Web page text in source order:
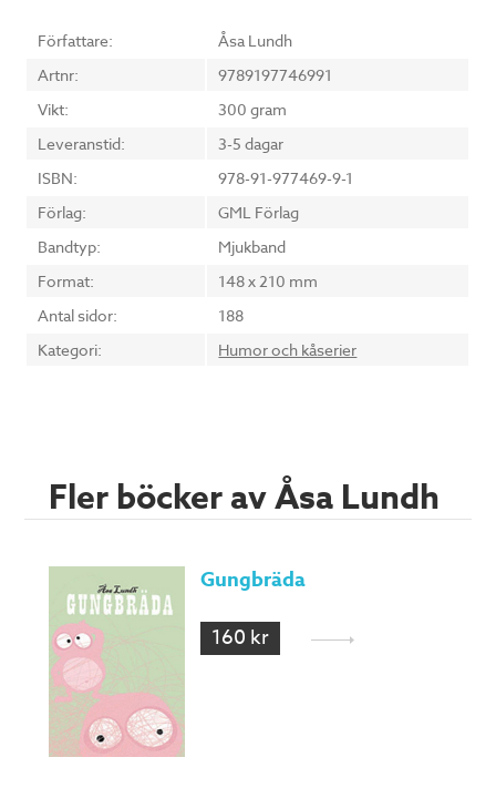
Författare:
Åsa Lundh
Artnr:
9789197746991
Vikt:
300 gram
Leveranstid:
3-5 dagar
ISBN:
978-91-977469-9-1
Förlag:
GML Förlag
Bandtyp:
Mjukband
Format:
148 x 210 mm
Antal sidor:
188
Kategori:
Humor och kåserier
Fler böcker av Åsa Lundh
Gungbräda
160 kr